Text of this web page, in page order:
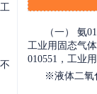
（一） 氨
工业用固态气体
010551，工业
※液体二氧